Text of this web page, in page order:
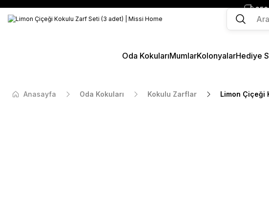
Oda KokularıMumlarKolonyalarHediye
Anasayfa Oda Kokuları Kokulu Zarflar Limon Çiçeği